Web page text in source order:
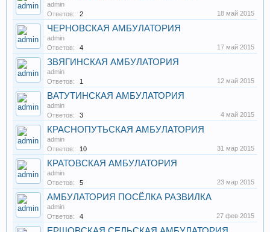
admin
Ответов:
2 18 май 2015
ЧЕРНОВСКАЯ АМБУЛАТОРИЯ
admin
Ответов:
4 17 май 2015
ЗВЯГИНСКАЯ АМБУЛАТОРИЯ
admin
Ответов:
1 12 май 2015
ВАТУТИНСКАЯ АМБУЛАТОРИЯ
admin
Ответов:
3 4 май 2015
КРАСНОПУТЬСКАЯ АМБУЛАТОРИЯ
admin
Ответов:
10 31 мар 2015
КРАТОВСКАЯ АМБУЛАТОРИЯ
admin
Ответов:
5 23 мар 2015
АМБУЛАТОРИЯ ПОСЁЛКА РАЗВИЛКА
admin
Ответов:
4 27 фев 2015